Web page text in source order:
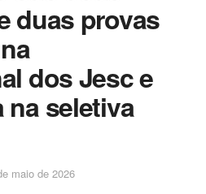
duas provas
dos Jesc e
na seletiva
maio de 2026